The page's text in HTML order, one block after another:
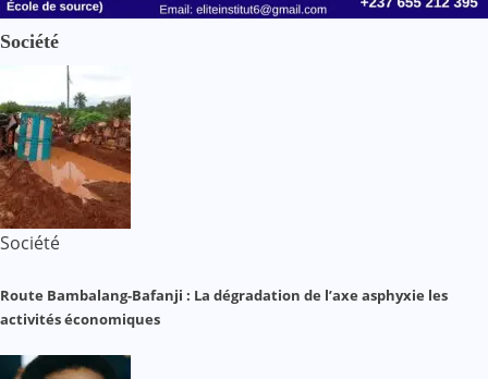
Société
Société
Route Bambalang-Bafanji : La dégradation de l’axe asphyxie les
activités économiques